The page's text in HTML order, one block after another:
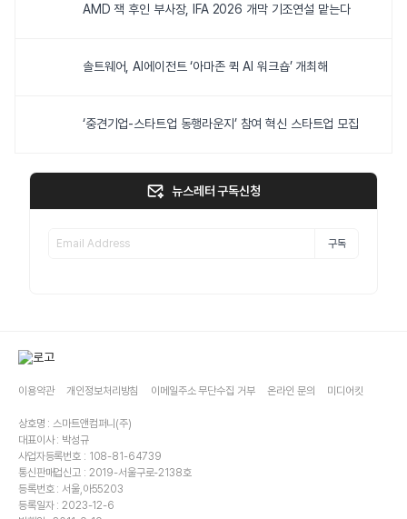
AMD 잭 후인 부사장, IFA 2026 개막 기조연설 맡는다
솔트웨어, AI에이전트 ‘아마존 퀵 AI 워크숍’ 개최해
‘중견기업-스타트업 동행라운지’ 참여 혁신 스타트업 모집
뉴스레터 구독신청
구독
이용약관 개인정보처리방침 이메일주소 무단수집 거부 온라인 문의 미디어킷
상호명 : 스마트앤컴퍼니(주)
대표이사 : 박성규
사업자등록번호 : 108-81-64739
통신판매업신고 : 2019-서울구로-2138호
등록번호 : 서울,아55203
등록일자 : 2023-12-6